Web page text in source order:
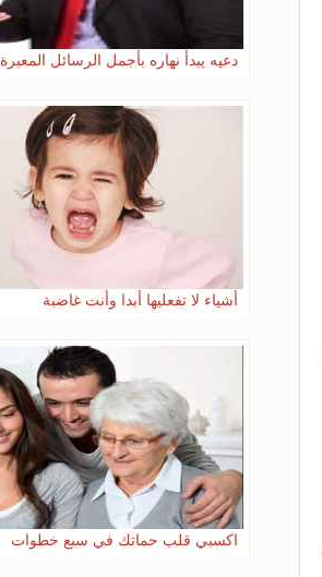
دعيه يبدأ نهاره بأجمل الرسائل المعبرة
أشياء لا تفعليها أبدا وأنت غاضبة
اكسبي قلب حماتك في سبع خطوات